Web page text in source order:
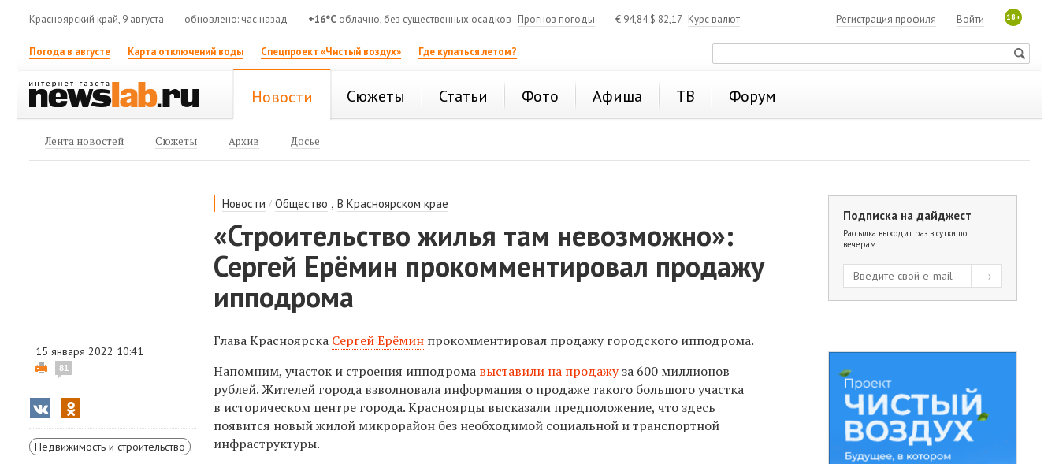
Красноярский край, 9 августа обновлено: час назад +16°C облачно, без существенных осадков Прогноз погоды € 94,84$ 82,17 Курс валют 18+
Войти
Регистрация профиля
Погода в августе Карта отключений воды Спецпроект «Чистый воздух» Где купаться летом?
Новости Сюжеты Статьи Фото Афиша ТВ Форум
Лента новостей Сюжеты Архив Досье
Новости /Общество ,В Красноярском крае
«Строительство жилья там невозможно»:
Сергей Ерёмин прокомментировал продажу
ипподрома
15 января 2022 10:41
81
Недвижимость и строительство
Глава Красноярска Сергей Ерёмин прокомментировал продажу городского ипподрома.
Напомним, участок и строения ипподрома выставили на продажуза 600 миллионов
рублей. Жителей города взволновала информация о продаже такого большого участка
в историческом центре города. Красноярцы высказали предположение, что здесь
появится новый жилой микрорайон без необходимой социальной и транспортной
инфраструктуры.
Подписка на дайджест
Рассылка выходит раз в сутки по
вечерам.